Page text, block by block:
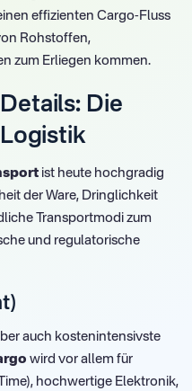
effizienten Cargo-Fluss
Rohstoffen,
zum Erliegen kommen.
Die
ist heute hochgradig
der Ware, Dringlichkeit
Transportmodi zum
und regulatorische
auch kostenintensivste
wird vor allem für
hochwertige Elektronik,